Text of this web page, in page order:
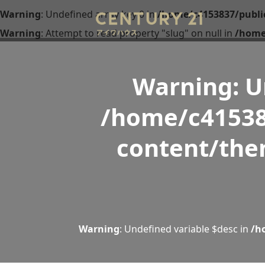
Warning: Undefined array key 0 in/home/c4153837/
Warning: Attempt to read property "slug" on null in /
Warning:
/home/
content/
Warning: Undefined variable $desc in /